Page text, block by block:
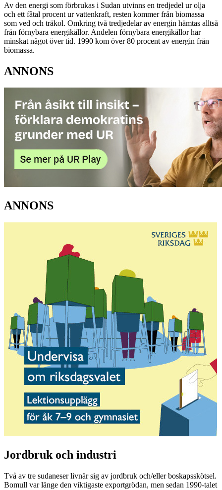
Av den energi som förbrukas i Sudan utvinns en tredjedel ur olja
och ett fåtal procent ur vattenkraft, resten kommer från biomassa
som ved och träkol. Omkring två tredjedelar av energin hämtas alltså
från förnybara energikällor. Andelen förnybara energikällor har
minskat något över tid. 1990 kom över 80 procent av energin från
biomassa.
ANNONS
ANNONS
Jordbruk och industri
Två av tre sudaneser livnär sig av jordbruk och/eller boskapsskötsel.
Bomull var länge den viktigaste exportgrödan, men sedan 1990-talet